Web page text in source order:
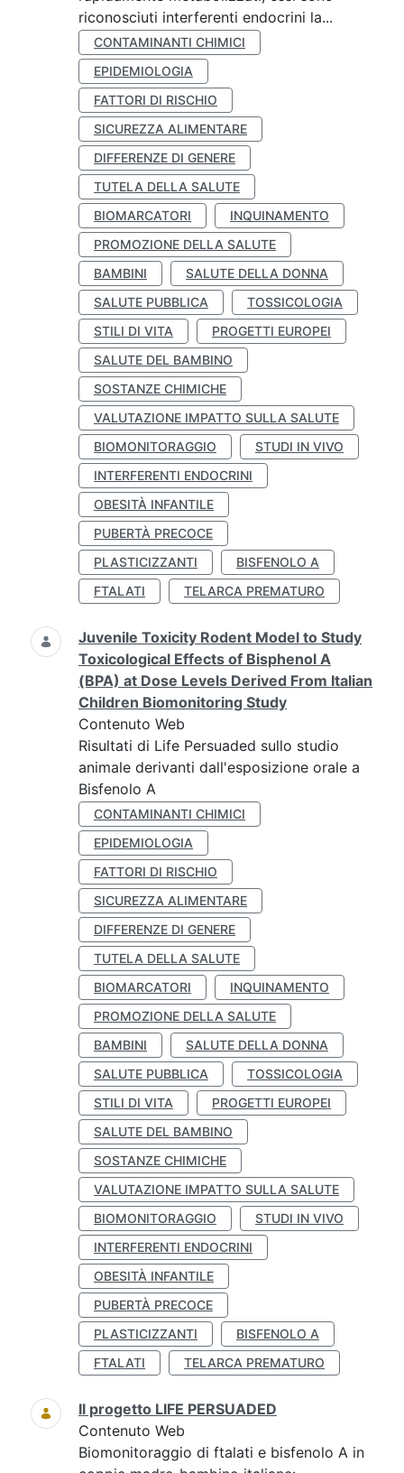
riconosciuti interferenti endocrini la...
CONTAMINANTI CHIMICI
EPIDEMIOLOGIA
FATTORI DI RISCHIO
SICUREZZA ALIMENTARE
DIFFERENZE DI GENERE
TUTELA DELLA SALUTE
BIOMARCATORI
INQUINAMENTO
PROMOZIONE DELLA SALUTE
BAMBINI
SALUTE DELLA DONNA
SALUTE PUBBLICA
TOSSICOLOGIA
STILI DI VITA
PROGETTI EUROPEI
SALUTE DEL BAMBINO
SOSTANZE CHIMICHE
VALUTAZIONE IMPATTO SULLA SALUTE
BIOMONITORAGGIO
STUDI IN VIVO
INTERFERENTI ENDOCRINI
OBESITÀ INFANTILE
PUBERTÀ PRECOCE
PLASTICIZZANTI
BISFENOLO A
FTALATI
TELARCA PREMATURO
Juvenile Toxicity Rodent Model to Study
Toxicological Effects of Bisphenol A
(BPA) at Dose Levels Derived From Italian
Children Biomonitoring Study
Contenuto Web
Risultati di Life Persuaded sullo studio
animale derivanti dall'esposizione orale a
Bisfenolo A
CONTAMINANTI CHIMICI
EPIDEMIOLOGIA
FATTORI DI RISCHIO
SICUREZZA ALIMENTARE
DIFFERENZE DI GENERE
TUTELA DELLA SALUTE
BIOMARCATORI
INQUINAMENTO
PROMOZIONE DELLA SALUTE
BAMBINI
SALUTE DELLA DONNA
SALUTE PUBBLICA
TOSSICOLOGIA
STILI DI VITA
PROGETTI EUROPEI
SALUTE DEL BAMBINO
SOSTANZE CHIMICHE
VALUTAZIONE IMPATTO SULLA SALUTE
BIOMONITORAGGIO
STUDI IN VIVO
INTERFERENTI ENDOCRINI
OBESITÀ INFANTILE
PUBERTÀ PRECOCE
PLASTICIZZANTI
BISFENOLO A
FTALATI
TELARCA PREMATURO
Il progetto LIFE PERSUADED
Contenuto Web
Biomonitoraggio di ftalati e bisfenolo A in